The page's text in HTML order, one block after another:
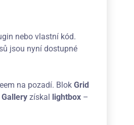
nebo vlastní kód.
jsou nyní dostupné
na pozadí. Blok Grid
Gallery získal lightbox –